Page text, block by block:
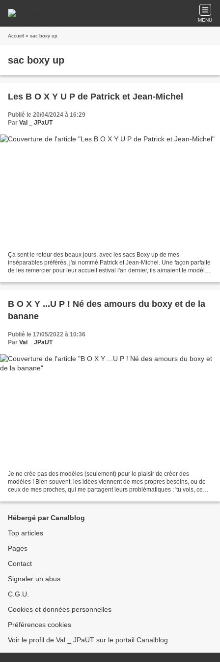
MENU
Accueil » sac boxy up
sac boxy up
Les B O X Y U P de Patrick et Jean-Michel
Publié le 20/04/2024 à 16:29
Par Val _ JPaUT
Ça sent le retour des beaux jours, avec les sacs Boxy up de mes
inséparables préférés, j'ai nommé Patrick et Jean-Michel. Une façon parfaite
de les remercier pour leur accueil estival l'an dernier, ils aimaient le modèle
B O X Y ...U P ! Né des amours du boxy et de la
banane
Publié le 17/05/2022 à 10:36
Par Val _ JPaUT
Je ne crée pas des modèles (seulement) pour le plaisir de créer des
modèles ! Bien souvent, les idées viennent de mes propres besoins, ou de
ceux de mes proches, qui me partagent leurs problématiques : 'tu vois, ce
Hébergé par Canalblog
Top articles
Pages
Contact
Signaler un abus
C.G.U.
Cookies et données personnelles
Préférences cookies
Voir le profil de Val _ JPaUT sur le portail Canalblog